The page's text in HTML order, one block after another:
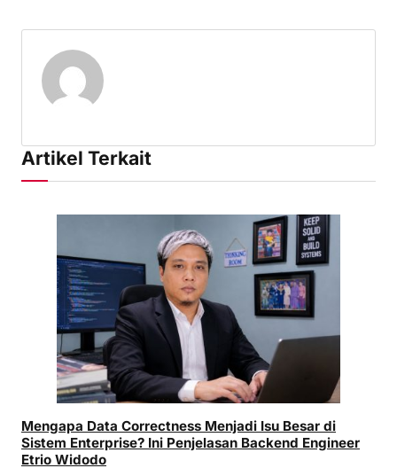
Artikel Terkait
Mengapa Data Correctness Menjadi Isu Besar di
Sistem Enterprise? Ini Penjelasan Backend Engineer
Etrio Widodo